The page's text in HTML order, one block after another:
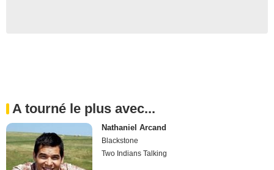
A tourné le plus avec...
Nathaniel Arcand
Blackstone
Two Indians Talking